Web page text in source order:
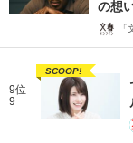
の想
9位
9
SCOOP!